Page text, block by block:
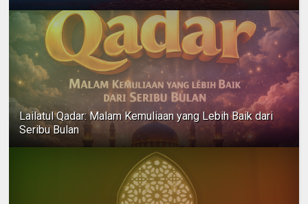
Lailatul Qadar: Malam Kemuliaan yang Lebih Baik dari
Seribu Bulan